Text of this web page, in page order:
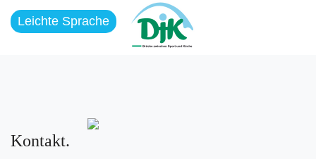
Leichte Sprache
Kontakt